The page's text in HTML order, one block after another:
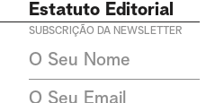
Estatuto Editorial
SUBSCRIÇÃO DA NEWSLETTER
Revista Umbigo e aceito a
recolhemos ou armazenamos